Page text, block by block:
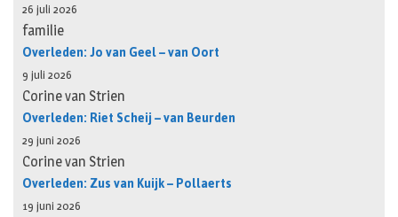
26 juli 2026
familie
Overleden: Jo van Geel – van Oort
9 juli 2026
Corine van Strien
Overleden: Riet Scheij – van Beurden
29 juni 2026
Corine van Strien
Overleden: Zus van Kuijk – Pollaerts
19 juni 2026